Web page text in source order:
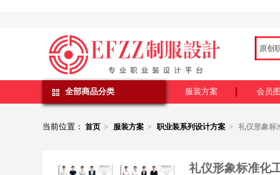
全部商品分类 服装方案 会员
当前位置： 首页 > 服装方案 > 职业装系列设计方案 > 礼仪形象标
礼仪形象标准化